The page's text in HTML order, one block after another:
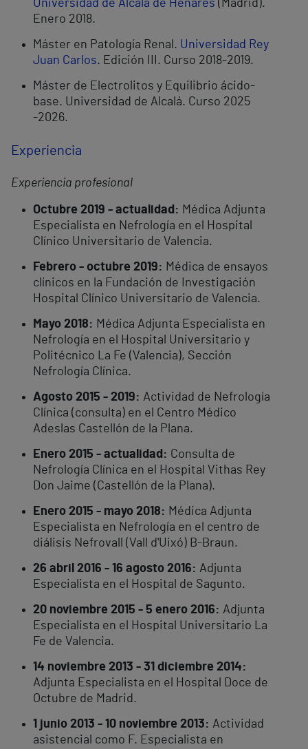
Universidad de Alcalá de Henares (Madrid).
Enero 2018.
Máster en Patología Renal. Universidad Rey
Juan Carlos. Edición III. Curso 2018-2019.
Máster de Electrolitos y Equilibrio ácido-
base. Universidad de Alcalá. Curso 2025
-2026.
Experiencia
Experiencia profesional
Octubre 2019 - actualidad: Médica Adjunta
Especialista en Nefrología en el Hospital
Clínico Universitario de Valencia.
Febrero - octubre 2019: Médica de ensayos
clínicos en la Fundación de Investigación
Hospital Clínico Universitario de Valencia.
Mayo 2018: Médica Adjunta Especialista en
Nefrología en el Hospital Universitario y
Politécnico La Fe (Valencia), Sección
Nefrología Clínica.
Agosto 2015 - 2019: Actividad de Nefrología
Clínica (consulta) en el Centro Médico
Adeslas Castellón de la Plana.
Enero 2015 - actualidad: Consulta de
Nefrología Clínica en el Hospital Vithas Rey
Don Jaime (Castellón de la Plana).
Enero 2015 - mayo 2018: Médica Adjunta
Especialista en Nefrología en el centro de
diálisis Nefrovall (Vall d'Uixó) B-Braun.
26 abril 2016 - 16 agosto 2016: Adjunta
Especialista en el Hospital de Sagunto.
20 noviembre 2015 - 5 enero 2016: Adjunta
Especialista en el Hospital Universitario La
Fe de Valencia.
14 noviembre 2013 - 31 diciembre 2014:
Adjunta Especialista en el Hospital Doce de
Octubre de Madrid.
1 junio 2013 - 10 noviembre 2013: Actividad
asistencial como F. Especialista en